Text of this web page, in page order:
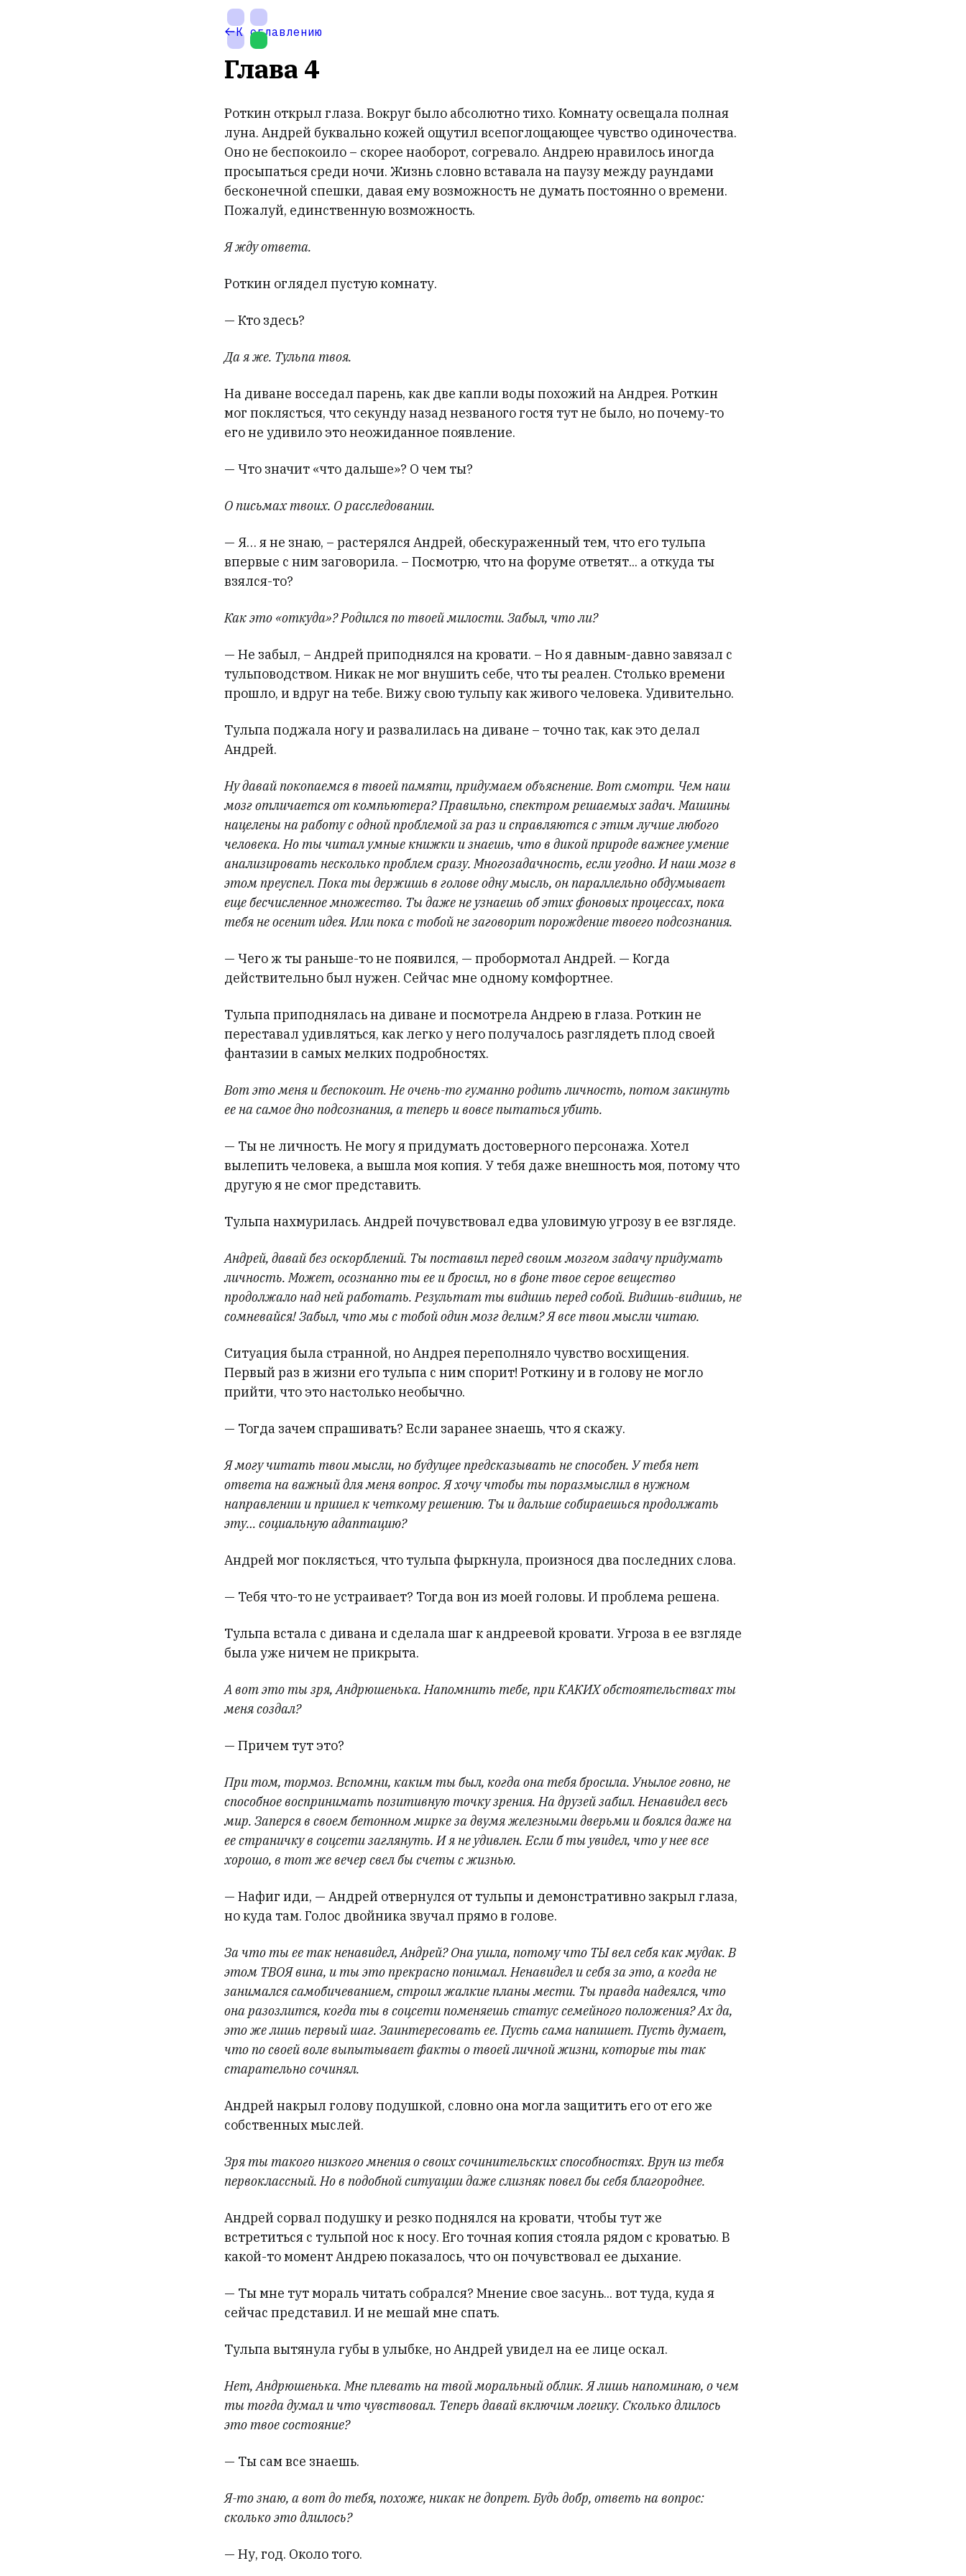
На
главную
К оглавлению
Глава 4
Роткин открыл глаза. Вокруг было абсолютно тихо. Комнату освещала полная
луна. Андрей буквально кожей ощутил всепоглощающее чувство одиночества.
Оно не беспокоило – скорее наоборот, согревало. Андрею нравилось иногда
просыпаться среди ночи. Жизнь словно вставала на паузу между раундами
бесконечной спешки, давая ему возможность не думать постоянно о времени.
Пожалуй, единственную возможность.
Я жду ответа.
Роткин оглядел пустую комнату.
— Кто здесь?
Да я же. Тульпа твоя.
На диване восседал парень, как две капли воды похожий на Андрея. Роткин
мог поклясться, что секунду назад незваного гостя тут не было, но почему-то
его не удивило это неожиданное появление.
— Что значит «что дальше»? О чем ты?
О письмах твоих. О расследовании.
— Я… я не знаю, – растерялся Андрей, обескураженный тем, что его тульпа
впервые с ним заговорила. – Посмотрю, что на форуме ответят... а откуда ты
взялся-то?
Как это «откуда»? Родился по твоей милости. Забыл, что ли?
— Не забыл, – Андрей приподнялся на кровати. – Но я давным-давно завязал с
тульповодством. Никак не мог внушить себе, что ты реален. Столько времени
прошло, и вдруг на тебе. Вижу свою тульпу как живого человека. Удивительно.
Тульпа поджала ногу и развалилась на диване – точно так, как это делал
Андрей.
Ну давай покопаемся в твоей памяти, придумаем объяснение. Вот смотри. Чем наш
мозг отличается от компьютера? Правильно, спектром решаемых задач. Машины
нацелены на работу с одной проблемой за раз и справляются с этим лучше любого
человека. Но ты читал умные книжки и знаешь, что в дикой природе важнее умение
анализировать несколько проблем сразу. Многозадачность, если угодно. И наш мозг в
этом преуспел. Пока ты держишь в голове одну мысль, он параллельно обдумывает
еще бесчисленное множество. Ты даже не узнаешь об этих фоновых процессах, пока
тебя не осенит идея. Или пока с тобой не заговорит порождение твоего подсознания.
— Чего ж ты раньше-то не появился, — пробормотал Андрей. — Когда
действительно был нужен. Сейчас мне одному комфортнее.
Тульпа приподнялась на диване и посмотрела Андрею в глаза. Роткин не
переставал удивляться, как легко у него получалось разглядеть плод своей
фантазии в самых мелких подробностях.
Вот это меня и беспокоит. Не очень-то гуманно родить личность, потом закинуть
ее на самое дно подсознания, а теперь и вовсе пытаться убить.
— Ты не личность. Не могу я придумать достоверного персонажа. Хотел
вылепить человека, а вышла моя копия. У тебя даже внешность моя, потому что
другую я не смог представить.
Тульпа нахмурилась. Андрей почувствовал едва уловимую угрозу в ее взгляде.
Андрей, давай без оскорблений. Ты поставил перед своим мозгом задачу придумать
личность. Может, осознанно ты ее и бросил, но в фоне твое серое вещество
продолжало над ней работать. Результат ты видишь перед собой. Видишь-видишь, не
сомневайся! Забыл, что мы с тобой один мозг делим? Я все твои мысли читаю.
Ситуация была странной, но Андрея переполняло чувство восхищения.
Первый раз в жизни его тульпа с ним спорит! Роткину и в голову не могло
прийти, что это настолько необычно.
— Тогда зачем спрашивать? Если заранее знаешь, что я скажу.
Я могу читать твои мысли, но будущее предсказывать не способен. У тебя нет
ответа на важный для меня вопрос. Я хочу чтобы ты поразмыслил в нужном
направлении и пришел к четкому решению. Ты и дальше собираешься продолжать
эту… социальную адаптацию?
Андрей мог поклясться, что тульпа фыркнула, произнося два последних слова.
— Тебя что-то не устраивает? Тогда вон из моей головы. И проблема решена.
Тульпа встала с дивана и сделала шаг к андреевой кровати. Угроза в ее взгляде
была уже ничем не прикрыта.
А вот это ты зря, Андрюшенька. Напомнить тебе, при КАКИХ обстоятельствах ты
меня создал?
— Причем тут это?
При том, тормоз. Вспомни, каким ты был, когда она тебя бросила. Унылое говно, не
способное воспринимать позитивную точку зрения. На друзей забил. Ненавидел весь
мир. Заперся в своем бетонном мирке за двумя железными дверьми и боялся даже на
ее страничку в соцсети заглянуть. И я не удивлен. Если б ты увидел, что у нее все
хорошо, в тот же вечер свел бы счеты с жизнью.
— Нафиг иди, — Андрей отвернулся от тульпы и демонстративно закрыл глаза,
но куда там. Голос двойника звучал прямо в голове.
За что ты ее так ненавидел, Андрей? Она ушла, потому что ТЫ вел себя как мудак. В
этом ТВОЯ вина, и ты это прекрасно понимал. Ненавидел и себя за это, а когда не
занимался самобичеванием, строил жалкие планы мести. Ты правда надеялся, что
она разозлится, когда ты в соцсети поменяешь статус семейного положения? Ах да,
это же лишь первый шаг. Заинтересовать ее. Пусть сама напишет. Пусть думает,
что по своей воле выпытывает факты о твоей личной жизни, которые ты так
старательно сочинял.
Андрей накрыл голову подушкой, словно она могла защитить его от его же
собственных мыслей.
Зря ты такого низкого мнения о своих сочинительских способностях. Врун из тебя
первоклассный. Но в подобной ситуации даже слизняк повел бы себя благороднее.
Андрей сорвал подушку и резко поднялся на кровати, чтобы тут же
встретиться с тульпой нос к носу. Его точная копия стояла рядом с кроватью. В
какой-то момент Андрею показалось, что он почувствовал ее дыхание.
— Ты мне тут мораль читать собрался? Мнение свое засунь... вот туда, куда я
сейчас представил. И не мешай мне спать.
Тульпа вытянула губы в улыбке, но Андрей увидел на ее лице оскал.
Нет, Андрюшенька. Мне плевать на твой моральный облик. Я лишь напоминаю, о чем
ты тогда думал и что чувствовал. Теперь давай включим логику. Сколько длилось
это твое состояние?
— Ты сам все знаешь.
Я-то знаю, а вот до тебя, похоже, никак не допрет. Будь добр, ответь на вопрос:
сколько это длилось?
— Ну, год. Около того.